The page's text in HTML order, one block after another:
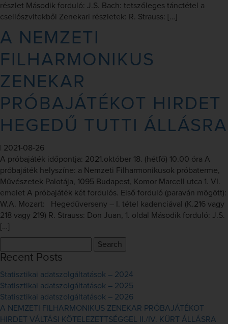
részlet Második forduló: J.S. Bach: tetszőleges tánctétel a
csellószvitekből Zenekari részletek: R. Strauss: […]
A NEMZETI
FILHARMONIKUS
ZENEKAR
PRÓBAJÁTÉKOT HIRDET
HEGEDŰ TUTTI ÁLLÁSRA
2021-08-26
A próbajáték időpontja: 2021.október 18. (hétfő) 10.00 óra A
próbajáték helyszíne: a Nemzeti Filharmonikusok próbaterme,
Művészetek Palotája, 1095 Budapest, Komor Marcell utca 1. VI.
emelet A próbajáték két fordulós. Első forduló (paraván mögött):
W.A. Mozart: Hegedűverseny – I. tétel kadenciával (K.216 vagy
218 vagy 219) R. Strauss: Don Juan, 1. oldal Második forduló: J.S.
[…]
for:
Recent Posts
Statisztikai adatszolgáltatások – 2024
Statisztikai adatszolgáltatások – 2025
Statisztikai adatszolgáltatások – 2026
A NEMZETI FILHARMONIKUS ZENEKAR PRÓBAJÁTÉKOT
HIRDET VÁLTÁSI KÖTELEZETTSÉGGEL II./IV. KÜRT ÁLLÁSRA